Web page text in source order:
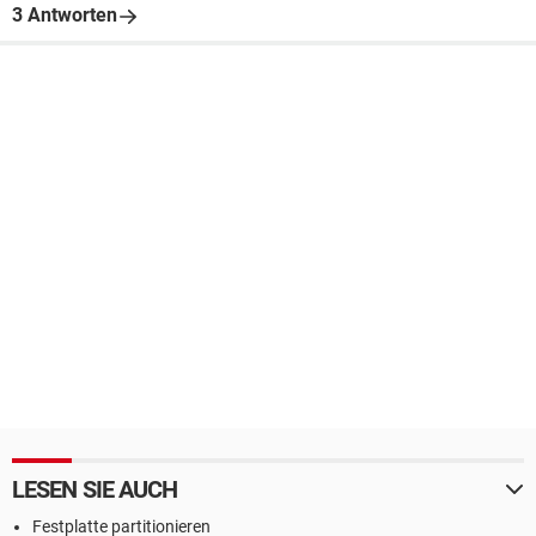
3 Antworten
LESEN SIE AUCH
Festplatte partitionieren